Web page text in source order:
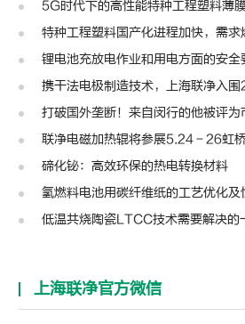
5G时代下的高性能特种工程塑料薄膜PI、LCP、
特种工程塑料国产化进程加快，需求
锂电池充放电作业和用电方面的安全
携干法电极制造技术，上海联净入围2022
打破国外垄断！来自闵行的他被评为
联净电磁加热辊将参展5.24－26虹桥国家
碲化铋：高效环保的热电转换材料
氢燃料电池用碳纤维纸的工艺优化及
低温共烧陶瓷LTCC技术需要解决的
上海联净官方微信